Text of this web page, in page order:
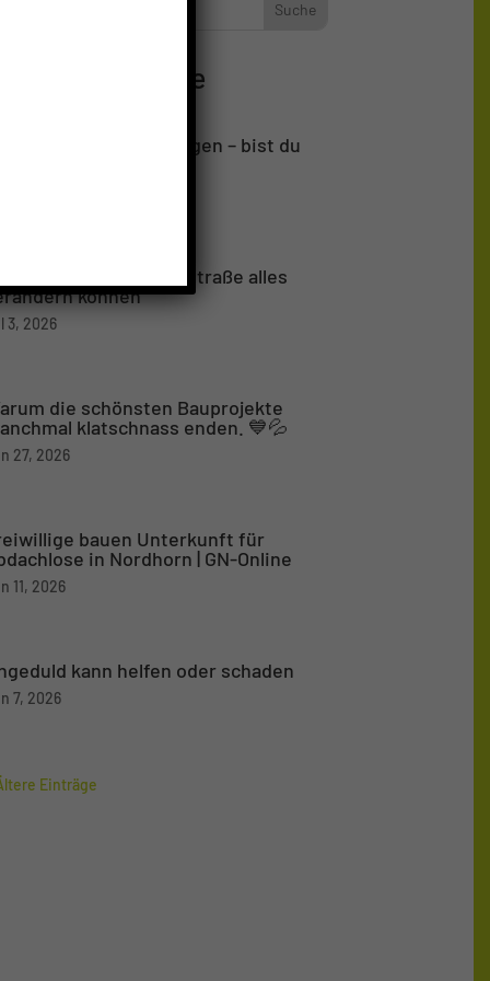
Beiträge
Little Homes in 4 Tagen – bist du
10 Tage auf der Straße alles
können
die schönsten Bauprojekte
klatschnass enden. 💙💦
bauen Unterkunft für
in Nordhorn | GN-Online
kann helfen oder schaden